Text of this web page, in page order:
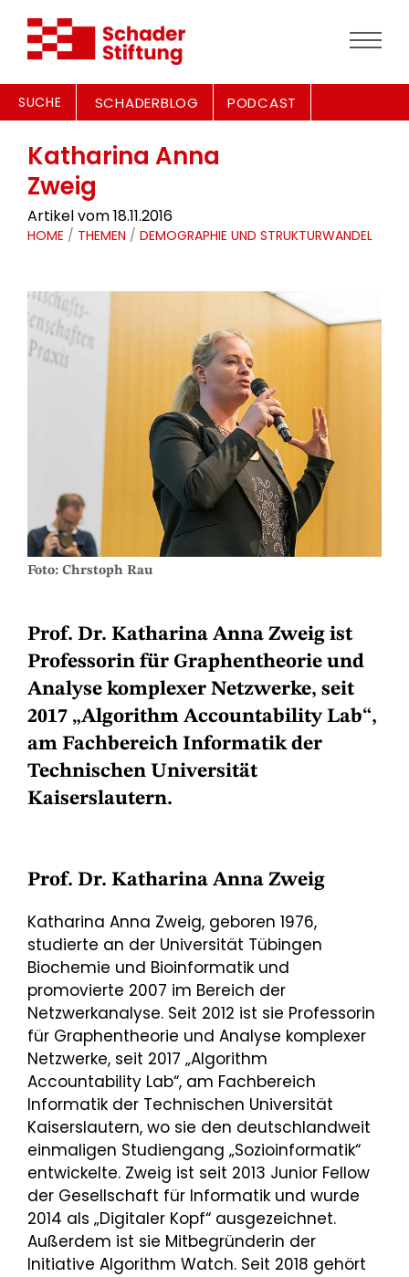
SUCHE SCHADERBLOG PODCAST
Katharina Anna
Zweig
Artikel vom 18.11.2016
HOME / THEMEN / DEMOGRAPHIE UND STRUKTURWANDEL
Foto: Chrstoph Rau
Prof. Dr. Katharina Anna Zweig ist
Professorin für Graphentheorie und
Analyse komplexer Netzwerke, seit
2017 „Algorithm Accountability Lab“,
am Fachbereich Informatik der
Technischen Universität
Kaiserslautern.
Prof. Dr. Katharina Anna Zweig
Katharina Anna Zweig, geboren 1976,
studierte an der Universität Tübingen
Biochemie und Bioinformatik und
promovierte 2007 im Bereich der
Netzwerkanalyse. Seit 2012 ist sie Professorin
für Graphentheorie und Analyse komplexer
Netzwerke, seit 2017 „Algorithm
Accountability Lab“, am Fachbereich
Informatik der Technischen Universität
Kaiserslautern, wo sie den deutschlandweit
einmaligen Studiengang „Sozioinformatik“
entwickelte. Zweig ist seit 2013 Junior Fellow
der Gesellschaft für Informatik und wurde
2014 als „Digitaler Kopf“ ausgezeichnet.
Außerdem ist sie Mitbegründerin der
Initiative Algorithm Watch. Seit 2018 gehört